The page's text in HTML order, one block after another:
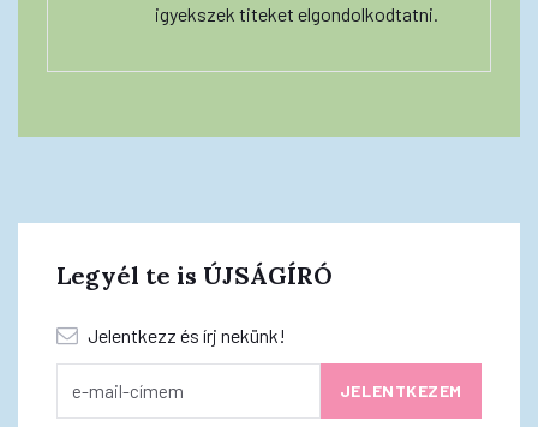
igyekszek titeket elgondolkodtatni.
Legyél te is ÚJSÁGÍRÓ
Jelentkezz és írj nekünk!